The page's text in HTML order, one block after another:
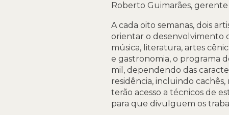
Roberto Guimarães,
A cada oito semanas, dois
orientar o desenvolvimento
música, literatura, artes
e gastronomia, o programa
mil, dependendo das
residência, incluindo
terão acesso a técnicos de
para que divulguem os